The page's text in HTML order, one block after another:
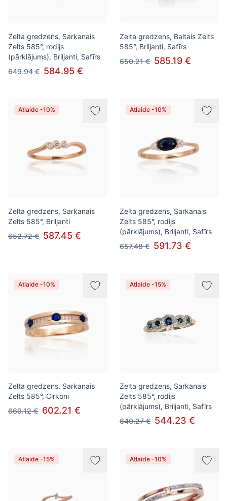
Zelta gredzens, Sarkanais
Zelts 585°, rodijs
(pārklājums), Briljanti, Safīrs
649.94 € 584.95 €
Zelta gredzens, Baltais Zelts
585°, Briljanti, Safīrs
650.21 € 585.19 €
Atlaide -10%
Zelta gredzens, Sarkanais
Zelts 585°, Briljanti
652.72 € 587.45 €
Atlaide -10%
Zelta gredzens, Sarkanais
Zelts 585°, rodijs
(pārklājums), Briljanti, Safīrs
657.48 € 591.73 €
Atlaide -10%
Zelta gredzens, Sarkanais
Zelts 585°, Cirkoni
669.12 € 602.21 €
Atlaide -15%
Zelta gredzens, Sarkanais
Zelts 585°, rodijs
(pārklājums), Briljanti, Safīrs
640.27 € 544.23 €
Atlaide -15% Atlaide -10%